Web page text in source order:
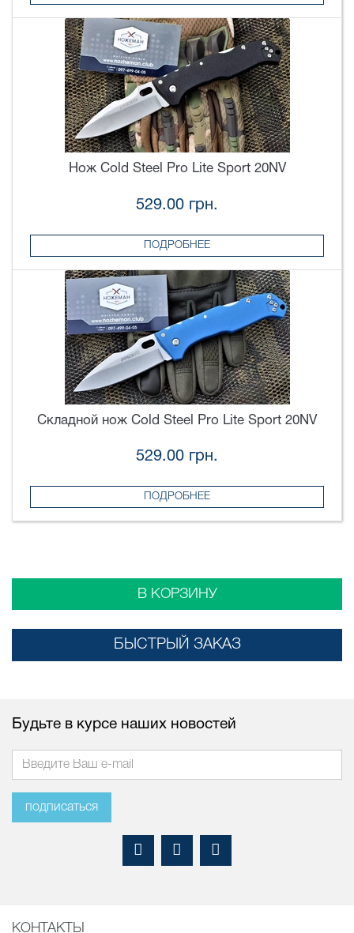
Нож Cold Steel Pro Lite Sport 20NV
529.00 грн.
ПОДРОБНЕЕ
Складной нож Cold Steel Pro Lite Sport 20NV
529.00 грн.
ПОДРОБНЕЕ
В КОРЗИНУ
БЫСТРЫЙ ЗАКАЗ
Будьте в курсе наших новостей
подписаться
КОНТАКТЫ